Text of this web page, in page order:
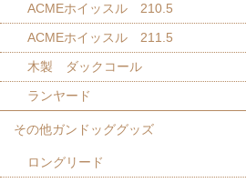
ACMEホイッスル 210.5
ACMEホイッスル 211.5
木製 ダックコール
ランヤード
その他ガンドッググッズ
ロングリード